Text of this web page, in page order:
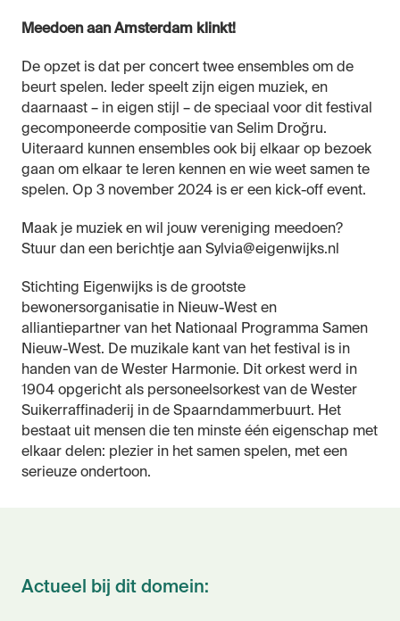
Meedoen aan Amsterdam klinkt!
De opzet is dat per concert twee ensembles om de
beurt spelen. Ieder speelt zijn eigen muziek, en
daarnaast – in eigen stijl – de speciaal voor dit festival
gecomponeerde compositie van Selim Droğru.
Uiteraard kunnen ensembles ook bij elkaar op bezoek
gaan om elkaar te leren kennen en wie weet samen te
spelen. Op 3 november 2024 is er een kick-off event.
Maak je muziek en wil jouw vereniging meedoen?
Stuur dan een berichtje aan Sylvia@eigenwijks.nl
Stichting Eigenwijks is de grootste
bewonersorganisatie in Nieuw-West en
alliantiepartner van het Nationaal Programma Samen
Nieuw-West. De muzikale kant van het festival is in
handen van de Wester Harmonie. Dit orkest werd in
1904 opgericht als personeelsorkest van de Wester
Suikerraffinaderij in de Spaarndammerbuurt. Het
bestaat uit mensen die ten minste één eigenschap met
elkaar delen: plezier in het samen spelen, met een
serieuze ondertoon.
Actueel bij dit domein: